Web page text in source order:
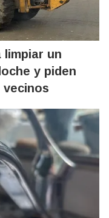
un
y piden
vecinos